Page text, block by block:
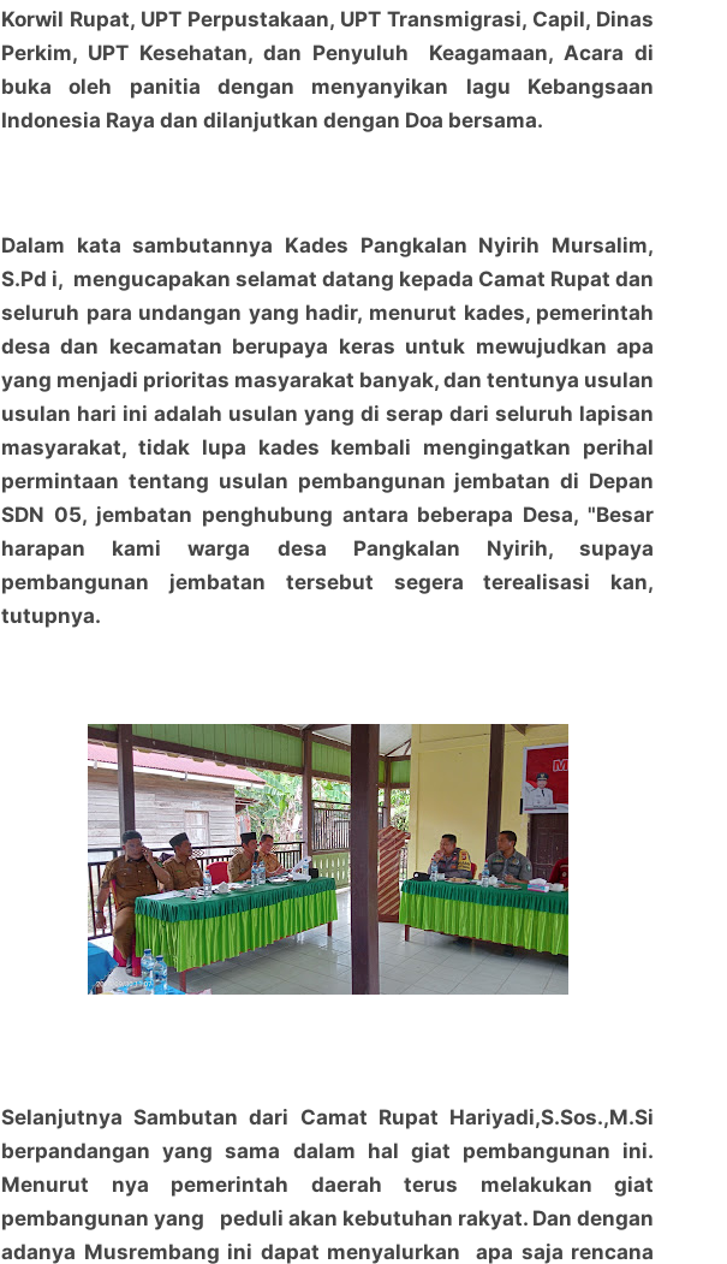
Korwil Rupat, UPT Perpustakaan, UPT Transmigrasi, Capil, Dinas
Perkim, UPT Kesehatan, dan Penyuluh Keagamaan, Acara di
buka oleh panitia dengan menyanyikan lagu Kebangsaan
Indonesia Raya dan dilanjutkan dengan Doa bersama.
Dalam kata sambutannya Kades Pangkalan Nyirih Mursalim,
S.Pd i, mengucapakan selamat datang kepada Camat Rupat dan
seluruh para undangan yang hadir, menurut kades, pemerintah
desa dan kecamatan berupaya keras untuk mewujudkan apa
yang menjadi prioritas masyarakat banyak, dan tentunya usulan
usulan hari ini adalah usulan yang di serap dari seluruh lapisan
masyarakat, tidak lupa kades kembali mengingatkan perihal
permintaan tentang usulan pembangunan jembatan di Depan
SDN 05, jembatan penghubung antara beberapa Desa, "Besar
harapan kami warga desa Pangkalan Nyirih, supaya
pembangunan jembatan tersebut segera terealisasi kan,
tutupnya.
Selanjutnya Sambutan dari Camat Rupat Hariyadi,S.Sos.,M.Si
berpandangan yang sama dalam hal giat pembangunan ini.
Menurut nya pemerintah daerah terus melakukan giat
pembangunan yang peduli akan kebutuhan rakyat. Dan dengan
adanya Musrembang ini dapat menyalurkan apa saja rencana